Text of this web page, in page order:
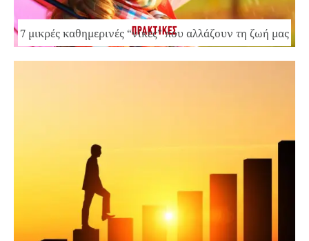
ΠΡΑΚΤΙΚΕΣ
7 μικρές καθημερινές “νίκες” που αλλάζουν τη ζωή μας